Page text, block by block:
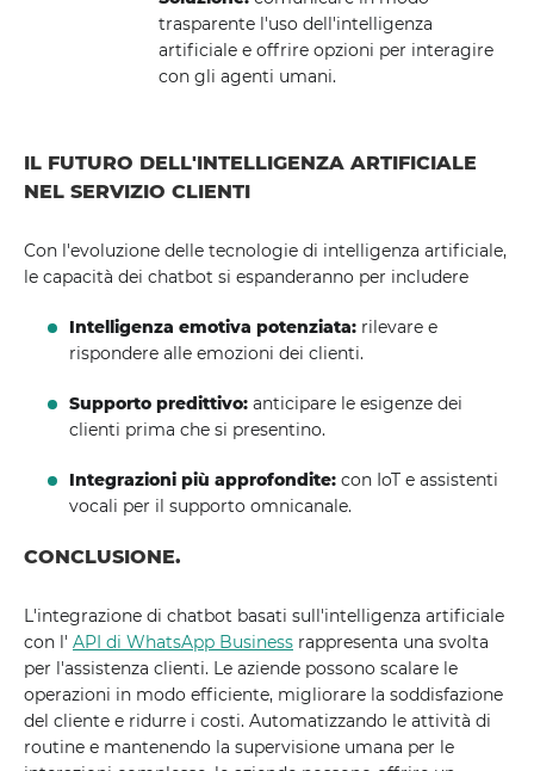
trasparente l'uso dell'intelligenza
artificiale e offrire opzioni per interagire
con gli agenti umani.
IL FUTURO DELL'INTELLIGENZA ARTIFICIALE
NEL SERVIZIO CLIENTI
Con l'evoluzione delle tecnologie di intelligenza artificiale,
le capacità dei chatbot si espanderanno per includere
Intelligenza emotiva potenziata: rilevare e
rispondere alle emozioni dei clienti.
Supporto predittivo: anticipare le esigenze dei
clienti prima che si presentino.
Integrazioni più approfondite: con IoT e assistenti
vocali per il supporto omnicanale.
CONCLUSIONE.
L'integrazione di chatbot basati sull'intelligenza artificiale
con l' API di WhatsApp Business rappresenta una svolta
per l'assistenza clienti. Le aziende possono scalare le
operazioni in modo efficiente, migliorare la soddisfazione
del cliente e ridurre i costi. Automatizzando le attività di
routine e mantenendo la supervisione umana per le